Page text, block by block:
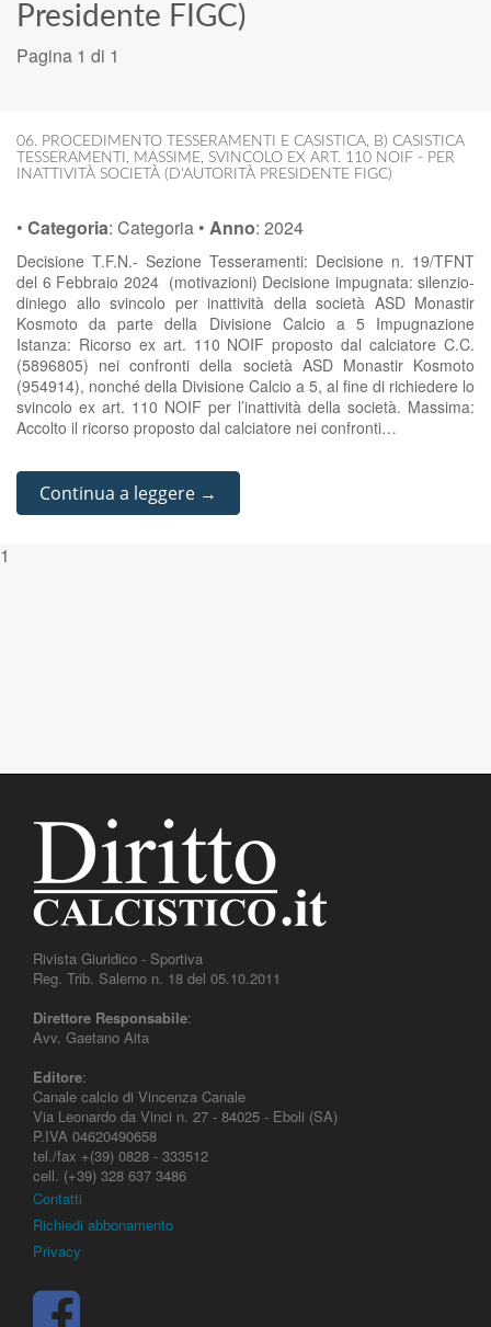
Presidente FIGC)
Pagina 1 di 1
06. PROCEDIMENTO TESSERAMENTI E CASISTICA, B) CASISTICA
TESSERAMENTI , MASSIME, SVINCOLO EX ART. 110 NOIF - PER
INATTIVITÀ SOCIETÀ (D'AUTORITÀ PRESIDENTE FIGC)
• Categoria: Categoria • Anno: 2024
Decisione T.F.N.- Sezione Tesseramenti: Decisione n. 19/TFNT
del 6 Febbraio 2024 (motivazioni) Decisione impugnata: silenzio-
diniego allo svincolo per inattività della società ASD Monastir
Kosmoto da parte della Divisione Calcio a 5 Impugnazione
Istanza: Ricorso ex art. 110 NOIF proposto dal calciatore C.C.
(5896805) nei confronti della società ASD Monastir Kosmoto
(954914), nonché della Divisione Calcio a 5, al fine di richiedere lo
svincolo ex art. 110 NOIF per l’inattività della società. Massima:
Accolto il ricorso proposto dal calciatore nei confronti…
Continua a leggere →
1
Rivista Giuridico - Sportiva
Reg. Trib. Salerno n. 18 del 05.10.2011
Direttore Responsabile:
Avv. Gaetano Aita
Editore:
Canale calcio di Vincenza Canale
Via Leonardo da Vinci n. 27 - 84025 - Eboli (SA)
P.IVA 04620490658
tel./fax +(39) 0828 - 333512
cell. (+39) 328 637 3486
Contatti
Richiedi abbonamento
Privacy